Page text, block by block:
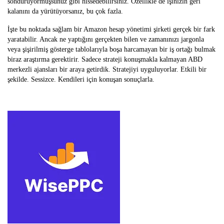
kalanını da yürütüyorsanız, bu çok fazla.
İşte bu noktada sağlam bir Amazon hesap yönetimi şirketi gerçek bir fark
yaratabilir. Ancak ne yaptığını gerçekten bilen ve zamanınızı jargonla
veya şişirilmiş gösterge tablolarıyla boşa harcamayan bir iş ortağı bulmak
biraz araştırma gerektirir. Sadece strateji konuşmakla kalmayan ABD
merkezli ajansları bir araya getirdik. Stratejiyi uyguluyorlar. Etkili bir
şekilde. Sessizce. Kendileri için konuşan sonuçlarla.